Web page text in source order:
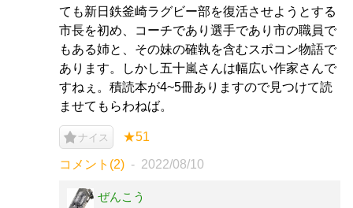
ても新日鉄釜崎ラグビー部を復活させようとする
市長を初め、コーチであり選手であり市の職員で
もある姉と、その妹の確執を含むスポコン物語で
あります。しかし五十嵐さんは幅広い作家さんで
すねぇ。積読本が4~5冊ありますので見つけて読
ませてもらわねば。
ナイス ★51
コメント(2) 2022/08/10
ぜんこう